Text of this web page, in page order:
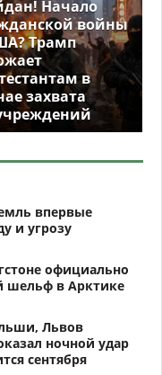
Начало
войны
Трамп
в
захвата
впервые
и угрозу
официально
шельф в Арктике
Львов
ночной удар
сентября